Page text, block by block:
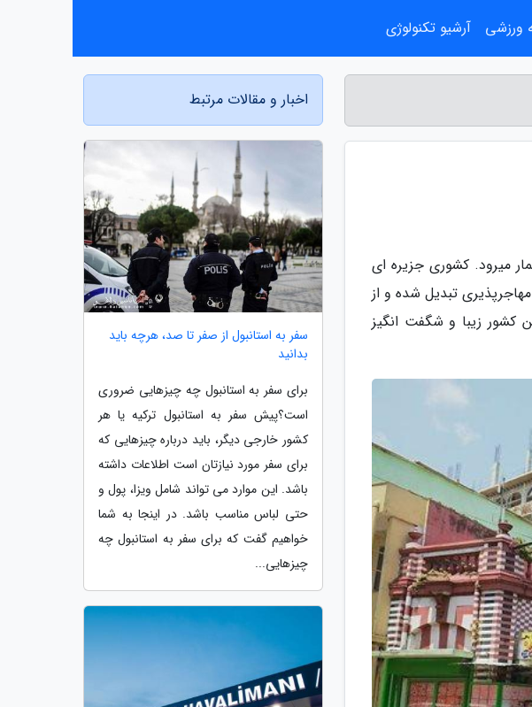
میرود. کشوری جزیره ای
تبدیل شده و از
کشور زیبا و شگفت انگیز
اخبار و مقالات مرتبط
سفر به استانبول از صفر تا صد، هرچه باید
بدانید
برای سفر به استانبول چه چیزهایی ضروری
است؟پیش سفر به استانبول ترکیه یا هر
کشور خارجی دیگر، باید درباره چیزهایی که
برای سفر مورد نیازتان است اطلاعات داشته
باشد. این موارد می تواند شامل ویزا، پول و
حتی لباس مناسب باشد. در اینجا به شما
خواهیم گفت که برای سفر به استانبول چه
چیزهایی...
ورزشی آرشیو تکنولوژی